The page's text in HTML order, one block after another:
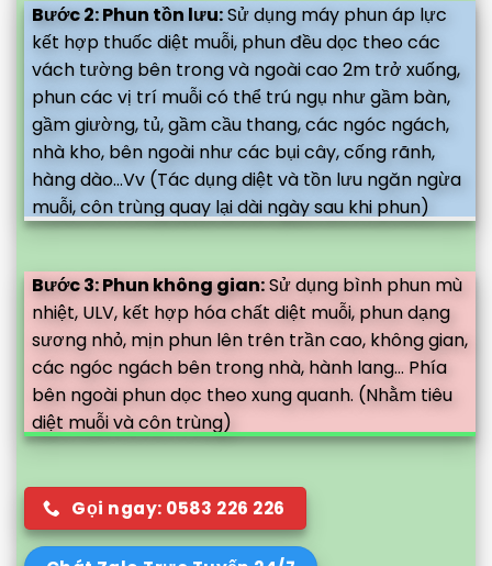
Bước 2: Phun tồn lưu:Sử dụng máy phun áp lực
kết hợp thuốc diệt muỗi, phun đều dọc theo các
vách tường bên trong và ngoài cao 2m trở xuống,
phun các vị trí muỗi có thể trú ngụ như gầm bàn,
gầm giường, tủ, gầm cầu thang, các ngóc ngách,
nhà kho, bên ngoài như các bụi cây, cống rãnh,
hàng dào...Vv (Tác dụng diệt và tồn lưu ngăn ngừa
muỗi, côn trùng quay lại dài ngày sau khi phun)
Bước 3: Phun không gian:Sử dụng bình phun mù
nhiệt, ULV, kết hợp hóa chất diệt muỗi, phun dạng
sương nhỏ, mịn phun lên trên trần cao, không gian,
các ngóc ngách bên trong nhà, hành lang... Phía
bên ngoài phun dọc theo xung quanh. (Nhằm tiêu
diệt muỗi và côn trùng)
Gọi ngay: 0583 226 226